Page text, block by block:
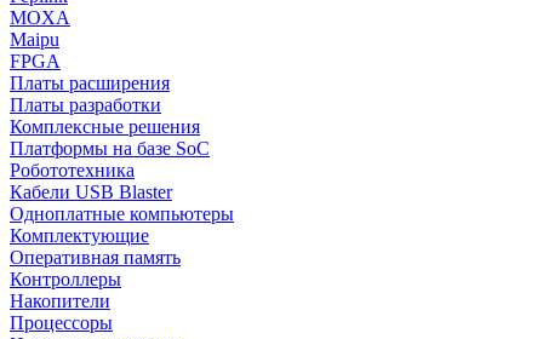
MOXA
Maipu
FPGA
Платы расширения
Платы разработки
Комплексные решения
Платформы на базе SoC
Робототехника
Кабели USB Blaster
Одноплатные компьютеры
Комплектующие
Оперативная память
Контроллеры
Накопители
Процессоры